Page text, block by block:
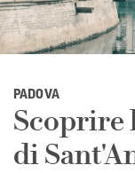
PADOVA
Scoprire
di